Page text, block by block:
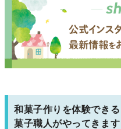
和菓子作りを体験でき
菓子職人がやってきます